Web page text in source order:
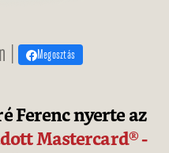
| Megosztás
Ferenc nyerte az
Mastercard® -